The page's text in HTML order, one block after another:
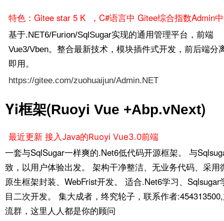
特色：Gitee star 5 K ，C#语言中 Gitee综合指数Admin
基于.NET6/Furion/SqlSugar实现的通用管理平台，前端
Vue3/Vben。整合最新技术，模块插件式开发，前后端分
即用。
https://gitee.com/zuohuaijun/Admin.NET
Yi框架(Ruoyi Vue +Abp.vNext)
最近更新 接入Java的Ruoyi Vue3.0前端
一套与SqlSugar一样爽的.Net6低代码开源框架。 与
致，以用户体验出发。 架构干净整洁、无业务代码、采用
原生框架封装、WebFrist开发。 适合.Net6学习、Sqlsugar
目二次开发。 集大成者，终究轮子，联系作者
流群，这里人人都是你的顾问